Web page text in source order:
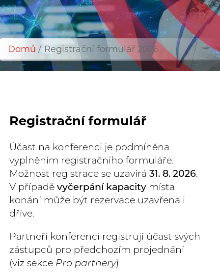
Drobečková
Domů Registrační formulář 2026
Registrační formulář
Účast na konferenci je podmíněna
vyplněním registračního formuláře.
Možnost registrace se uzavírá31. 8. 2026.
V případěvyčerpání kapacity místa
konání může být rezervace uzavřena i
dříve.
Partneři konferenci registrují účast svých
zástupců pro předchozím projednání
(viz sekce Pro partnery)